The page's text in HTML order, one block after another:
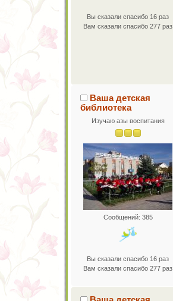
Вы сказали спасибо 16 раз
Вам сказали спасибо 277 раз
Ваша детская
библиотека
Изучаю азы воспитания
Сообщений: 385
Вы сказали спасибо 16 раз
Вам сказали спасибо 277 раз